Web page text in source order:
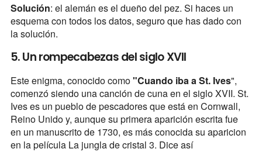
Solución: el alemán es el dueño del pez. Si haces un
esquema con todos los datos, seguro que has dado con
la solución.
5. Un rompecabezas del siglo XVII
Este enigma, conocido como"Cuando iba a St. Ives",
comenzó siendo una canción de cuna en el siglo XVII. St.
Ives es un pueblo de pescadores que está en Cornwall,
Reino Unido y, aunque su primera aparición escrita fue
en un manuscrito de 1730, es más conocida su aparicion
en la película La jungla de cristal 3. Dice así